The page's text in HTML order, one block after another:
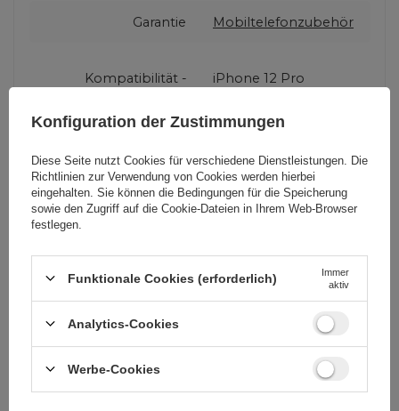
Garantie Mobiltelefonzubehör
Kompatibilität -
iPhone 12 Pro
Zentimetern
Verpackungsbreite in
Anwendung Für Smartphones
Konfiguration der Zustimmungen
Diese Seite nutzt Cookies für verschiedene Dienstleistungen. Die
Richtlinien zur Verwendung von Cookies werden hierbei
eingehalten. Sie können die Bedingungen für die Speicherung
sowie den Zugriff auf die Cookie-Dateien in Ihrem Web-Browser
festlegen.
Funktionale Cookies (erforderlich)
Immer
aktiv
Analytics-Cookies
Werbe-Cookies